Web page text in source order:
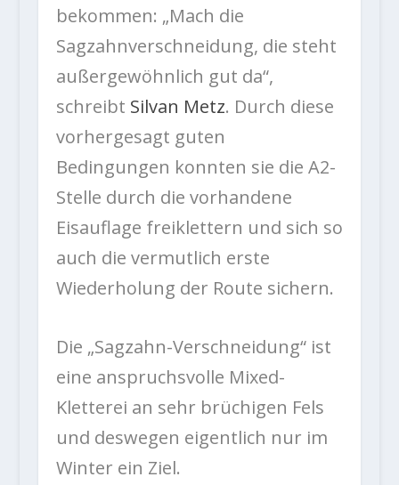
bekommen: „Mach die
Sagzahnverschneidung, die steht
außergewöhnlich gut da“,
schreibt Silvan Metz. Durch diese
vorhergesagt guten
Bedingungen konnten sie die A2-
Stelle durch die vorhandene
Eisauflage freiklettern und sich so
auch die vermutlich erste
Wiederholung der Route sichern.
Die „Sagzahn-Verschneidung“ ist
eine anspruchsvolle Mixed-
Kletterei an sehr brüchigen Fels
und deswegen eigentlich nur im
Winter ein Ziel.